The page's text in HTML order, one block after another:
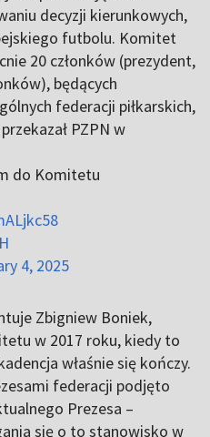
decyzji kierunkowych,
futbolu. Komitet
20 członków (prezydent,
będących
federacji piłkarskich,
PZPN w
do Komitetu
4, 2025
Zbigniew Boniek,
w 2017 roku, kiedy to
właśnie się kończy.
federacji podjęto
Prezesa –
się o to stanowisko w